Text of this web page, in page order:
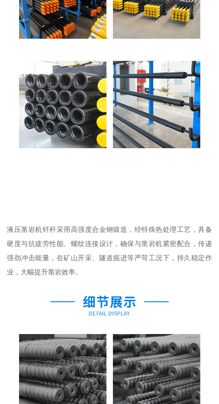
液压凿岩机钎杆采用高强度合金钢锻造，经特殊热处理工艺，具备
硬度与抗疲劳性能。螺纹连接设计，确保与凿岩机紧密配合，传递
强劲冲击能量，在矿山开采、隧道掘进等严苛工况下，持久稳定作
业，大幅提升凿岩效率。​